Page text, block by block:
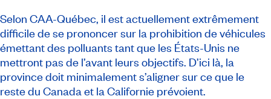
Selon CAA-Québec, il est actuellement extrêmement
difficile de se prononcer sur la prohibition de véhicules
émettant des polluants tant que les États-Unis ne
mettront pas de l’avant leurs objectifs. D’ici là, la
province doit minimalement s’aligner sur ce que le
reste du Canada et la Californie prévoient.